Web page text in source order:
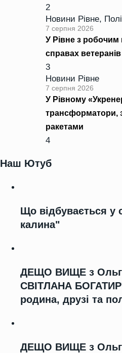
2
Новини Рівне,
7 серпня 2026
У Рівне з робочим
справах ветеранів
3
Новини Рівне
7 серпня 2026
У Рівному
трансформатори,
ракетами
4
Наш Ютуб
Що відбувається у
калина"
ДЕЩО ВИЩЕ з
СВІТЛАНА
родина, друзі та
ДЕЩО ВИЩЕ з